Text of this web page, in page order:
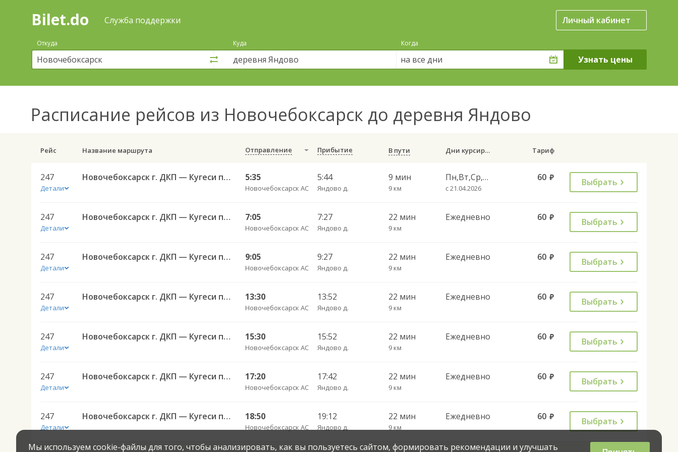
Поиск
покупка
билетов
автобус
онлайн
Bilet.do Служба поддержки Личный кабинет
Откуда Куда Когда
на все дни
Расписание рейсов из Новочебоксарск до деревня Яндово
Рейс Название маршрута Отправление Прибытие В пути Дни курсирования Тариф
247
Детали
Новочебоксарск г. ДКП — Кугеси пгт 247 5:35
Новочебоксарск АС
5:44
Яндово д.
9 мин
9 км
Пн,Вт,Ср,Чт,Пт
с 21.04.2026
60 руб. Выбрать
247
Детали
Новочебоксарск г. ДКП — Кугеси пгт 247 7:05
Новочебоксарск АС
7:27
Яндово д.
22 мин
9 км
Ежедневно 60 руб. Выбрать
247
Детали
Новочебоксарск г. ДКП — Кугеси пгт 247 9:05
Новочебоксарск АС
9:27
Яндово д.
22 мин
9 км
Ежедневно 60 руб. Выбрать
247
Детали
Новочебоксарск г. ДКП — Кугеси пгт 247 13:30
Новочебоксарск АС
13:52
Яндово д.
22 мин
9 км
Ежедневно 60 руб. Выбрать
247
Детали
Новочебоксарск г. ДКП — Кугеси пгт 247 15:30
Новочебоксарск АС
15:52
Яндово д.
22 мин
9 км
Ежедневно 60 руб. Выбрать
247
Детали
Новочебоксарск г. ДКП — Кугеси пгт 247 17:20
Новочебоксарск АС
17:42
Яндово д.
22 мин
9 км
Ежедневно 60 руб. Выбрать
247
Детали
Новочебоксарск г. ДКП — Кугеси пгт 247 18:50
Новочебоксарск АС
19:12
Яндово д.
22 мин
9 км
Ежедневно 60 руб. Выбрать
Мы используем cookie-файлы для того, чтобы анализировать, как вы пользуетесь сайтом, формировать рекомендации и улучшать